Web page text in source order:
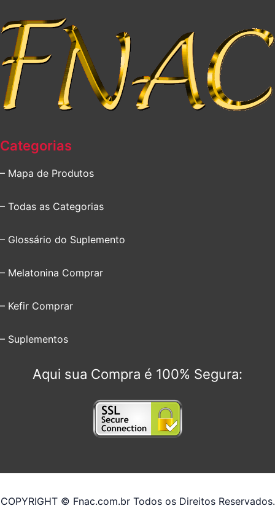
Categorias
– Mapa de Produtos
– Todas as Categorias
– Glossário do Suplemento
– Melatonina Comprar
– Kefir Comprar
– Suplementos
Aqui sua Compra é 100% Segura:
COPYRIGHT © Fnac.com.br Todos os Direitos Reservados.